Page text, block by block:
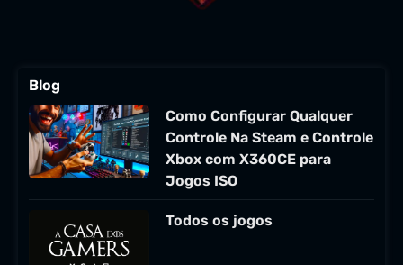
Blog
Como Configurar Qualquer
Controle Na Steam e Controle
Xbox com X360CE para
Jogos ISO
Todos os jogos